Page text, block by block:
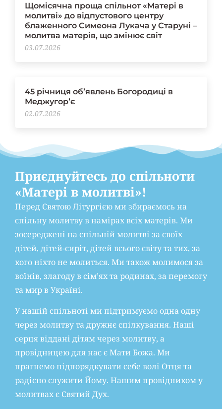
Щомісячна проща спільнот «Матері в
молитві» до відпустового центру
блаженного Симеона Лукача у Старуні –
молитва матерів, що змінює світ
03.07.2026
45 річниця об’явлень Богородиці в
Меджугор’є
02.07.2026
Приєднуйтесь до спільноти
«Матері в молитві»!
Перед Святою Літургією ми збираємось на
спільну молитву в намірах всіх матерів. Ми
зосереджені на спільній молитві за своїх
дітей, дітей-сиріт, дітей всього світу та тих, за
кого ніхто не молиться. Ми також молимося за
воїнів, злагоду в сім’ях та родинах, за перемогу
та мир в Україні.
У нашій спільноті ми підтримуємо одна одну
через молитву та дружнє спілкування. Наші
серця віддані дітям через молитву, а
провідницею для нас є Мати Божа. Ми
прагнемо підпорядкувати себе волі Отця та
радісно служити Йому. Нашим провідником у
молитвах є Святий Дух.